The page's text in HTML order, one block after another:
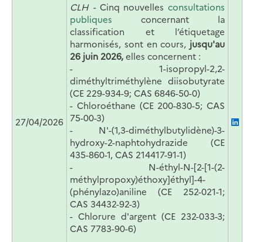
27/04/2026
CLH -Cinq nouvelles consultations
publiques concernant la
classification et l’étiquetage
harmonisés, sont en cours, jusqu'au
26 juin 2026,elles concernent :
- 1-isopropyl-2,2-
diméthyltriméthylène diisobutyrate
(CE 229-934-9; CAS 6846-50-0)
- Chloroéthane (CE 200-830-5; CAS
75-00-3)
- N'-(1,3-diméthylbutylidène)-3-
hydroxy-2-naphtohydrazide (CE
435-860-1, CAS 214417-91-1)
- N-éthyl-N-[2-[1-(2-
méthylpropoxy)éthoxy]éthyl]-4-
(phénylazo)aniline (CE 252-021-1;
CAS 34432-92-3)
- Chlorure d'argent (CE 232-033-3;
CAS 7783-90-6)